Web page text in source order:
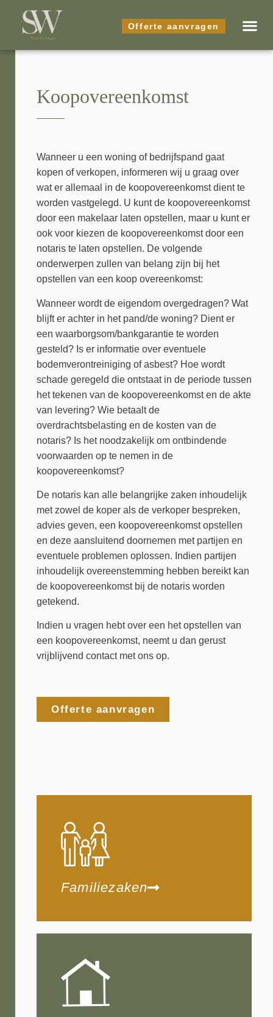
Offerte aanvragen
Koopovereenkomst
Wanneer u een woning of bedrijfspand gaat
kopen of verkopen, informeren wij u graag over
wat er allemaal in de koopovereenkomst dient te
worden vastgelegd. U kunt de koopovereenkomst
door een makelaar laten opstellen, maar u kunt er
ook voor kiezen de koopovereenkomst door een
notaris te laten opstellen. De volgende
onderwerpen zullen van belang zijn bij het
opstellen van een koop overeenkomst:
Wanneer wordt de eigendom overgedragen? Wat
blijft er achter in het pand/de woning? Dient er
een waarborgsom/bankgarantie te worden
gesteld? Is er informatie over eventuele
bodemverontreiniging of asbest? Hoe wordt
schade geregeld die ontstaat in de periode tussen
het tekenen van de koopovereenkomst en de akte
van levering? Wie betaalt de
overdrachtsbelasting en de kosten van de
notaris? Is het noodzakelijk om ontbindende
voorwaarden op te nemen in de
koopovereenkomst?
De notaris kan alle belangrijke zaken inhoudelijk
met zowel de koper als de verkoper bespreken,
advies geven, een koopovereenkomst opstellen
en deze aansluitend doornemen met partijen en
eventuele problemen oplossen. Indien partijen
inhoudelijk overeenstemming hebben bereikt kan
de koopovereenkomst bij de notaris worden
getekend.
Indien u vragen hebt over een het opstellen van
een koopovereenkomst, neemt u dan gerust
vrijblijvend contact met ons op.
Offerte aanvragen
Familiezaken